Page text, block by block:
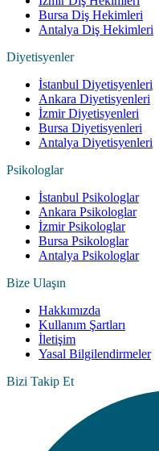
Bursa Diş Hekimleri
Antalya Diş Hekimleri
Diyetisyenler
İstanbul Diyetisyenleri
Ankara Diyetisyenleri
İzmir Diyetisyenleri
Bursa Diyetisyenleri
Antalya Diyetisyenleri
Psikologlar
İstanbul Psikologlar
Ankara Psikologlar
İzmir Psikologlar
Bursa Psikologlar
Antalya Psikologlar
Bize Ulaşın
Hakkımızda
Kullanım Şartları
İletişim
Yasal Bilgilendirmeler
Bizi Takip Et